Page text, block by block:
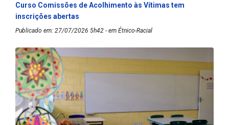
Curso Comissões de Acolhimento às Vítimas tem
inscrições abertas
Publicado em: 27/07/2026 5h42 - em Étnico-Racial